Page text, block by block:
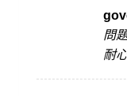
評
分 5
問
耐